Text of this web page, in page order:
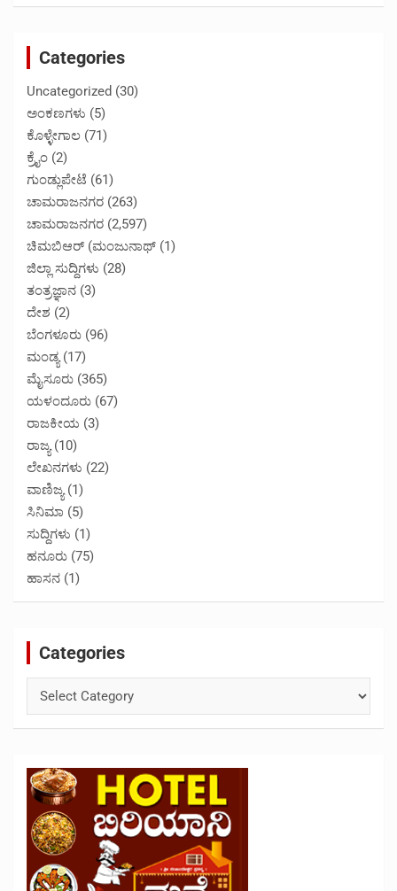
Categories
Uncategorized (30)
ಅಂಕಣಗಳು (5)
ಕೊಳ್ಳೇಗಾಲ (71)
ಕ್ರೈಂ (2)
ಗುಂಡ್ಲುಪೇಟೆ (61)
ಚಾಮರಾಜನಗರ (263)
ಚಾಮರಾಜನಗರ (2,597)
ಚಿಮಬಿಆರ್ (ಮಂಜುನಾಥ್ (1)
ಜಿಲ್ಲಾ ಸುದ್ದಿಗಳು (28)
ತಂತ್ರಜ್ಞಾನ (3)
ದೇಶ (2)
ಬೆಂಗಳೂರು (96)
ಮಂಡ್ಯ(17)
ಮೈಸೂರು (365)
ಯಳಂದೂರು (67)
ರಾಜಕೀಯ (3)
ರಾಜ್ಯ(10)
ಲೇಖನಗಳು (22)
ವಾಣಿಜ್ಯ(1)
ಸಿನಿಮಾ (5)
ಸುದ್ದಿಗಳು (1)
ಹನೂರು (75)
ಹಾಸನ (1)
Categories